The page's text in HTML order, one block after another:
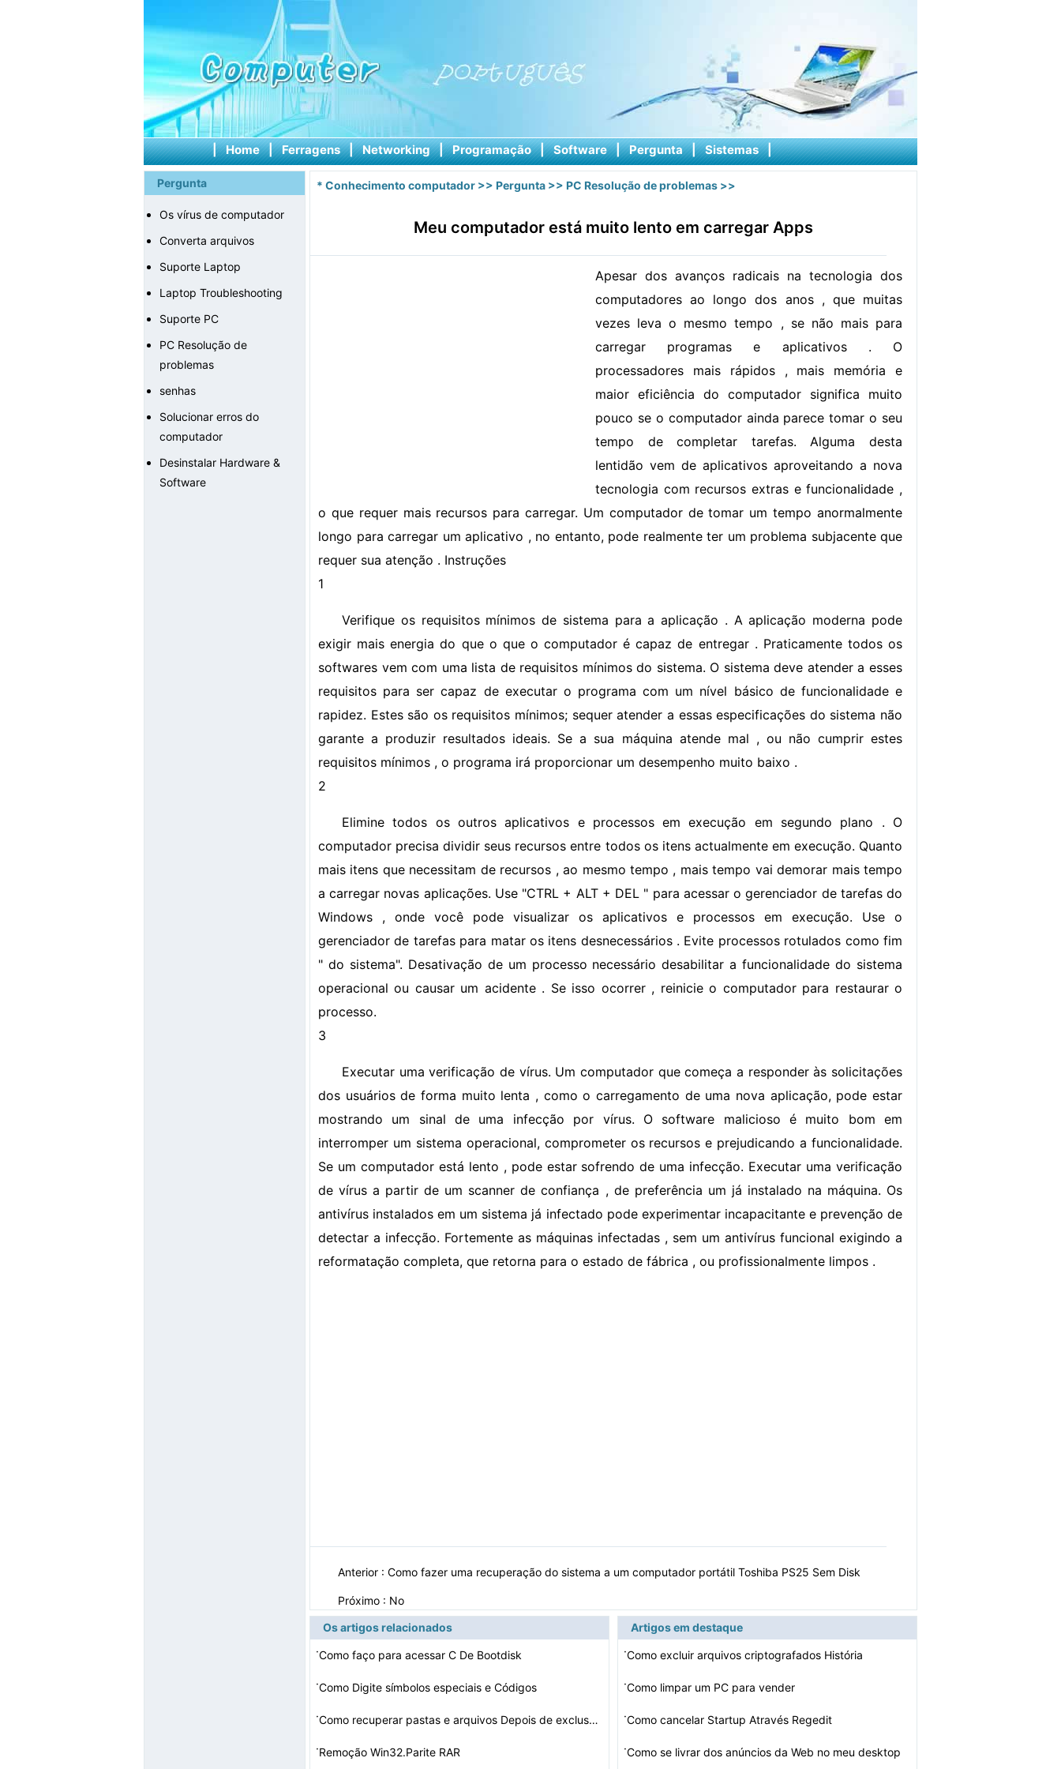
| Home | Ferragens | Networking | Programação | Software | Pergunta | Sistemas |
Pergunta
Os vírus de computador
Converta arquivos
Suporte Laptop
Laptop Troubleshooting
Suporte PC
PC Resolução de
problemas
senhas
Solucionar erros do
computador
Desinstalar Hardware &
Software
* Conhecimento computador >> Pergunta >> PC Resolução de problemas >>
Meu computador está muito lento em carregar Apps
Apesar dos avanços radicais na tecnologia dos
computadores ao longo dos anos , que muitas
vezes leva o mesmo tempo , se não mais para
carregar programas e aplicativos . O
processadores mais rápidos , mais memória e
maior eficiência do computador significa muito
pouco se o computador ainda parece tomar o seu
tempo de completar tarefas. Alguma desta
lentidão vem de aplicativos aproveitando a nova
tecnologia com recursos extras e funcionalidade ,
o que requer mais recursos para carregar. Um computador de tomar um tempo anormalmente
longo para carregar um aplicativo , no entanto, pode realmente ter um problema subjacente que
requer sua atenção . Instruções
1
Verifique os requisitos mínimos de sistema para a aplicação . A aplicação moderna pode
exigir mais energia do que o que o computador é capaz de entregar . Praticamente todos os
softwares vem com uma lista de requisitos mínimos do sistema. O sistema deve atender a esses
requisitos para ser capaz de executar o programa com um nível básico de funcionalidade e
rapidez. Estes são os requisitos mínimos; sequer atender a essas especificações do sistema não
garante a produzir resultados ideais. Se a sua máquina atende mal , ou não cumprir estes
requisitos mínimos , o programa irá proporcionar um desempenho muito baixo .
2
Elimine todos os outros aplicativos e processos em execução em segundo plano . O
computador precisa dividir seus recursos entre todos os itens actualmente em execução. Quanto
mais itens que necessitam de recursos , ao mesmo tempo , mais tempo vai demorar mais tempo
a carregar novas aplicações. Use "CTRL + ALT + DEL " para acessar o gerenciador de tarefas do
Windows , onde você pode visualizar os aplicativos e processos em execução. Use o
gerenciador de tarefas para matar os itens desnecessários . Evite processos rotulados como fim
" do sistema". Desativação de um processo necessário desabilitar a funcionalidade do sistema
operacional ou causar um acidente . Se isso ocorrer , reinicie o computador para restaurar o
processo.
3
Executar uma verificação de vírus. Um computador que começa a responder às solicitações
dos usuários de forma muito lenta , como o carregamento de uma nova aplicação, pode estar
mostrando um sinal de uma infecção por vírus. O software malicioso é muito bom em
interromper um sistema operacional, comprometer os recursos e prejudicando a funcionalidade.
Se um computador está lento , pode estar sofrendo de uma infecção. Executar uma verificação
de vírus a partir de um scanner de confiança , de preferência um já instalado na máquina. Os
antivírus instalados em um sistema já infectado pode experimentar incapacitante e prevenção de
detectar a infecção. Fortemente as máquinas infectadas , sem um antivírus funcional exigindo a
reformatação completa, que retorna para o estado de fábrica , ou profissionalmente limpos .
Anterior : Como fazer uma recuperação do sistema a um computador portátil Toshiba PS25 Sem Disk
Próximo : No
Os artigos relacionados
·Como faço para acessar C De Bootdisk
·Como Digite símbolos especiais e Códigos
· Como recuperar pastas e arquivos Depois de exclusão da…
·Remoção Win32.Parite RAR
Artigos em destaque
·Como excluir arquivos criptografados História
·Como limpar um PC para vender
·Como cancelar Startup Através Regedit
·Como se livrar dos anúncios da Web no meu desktop